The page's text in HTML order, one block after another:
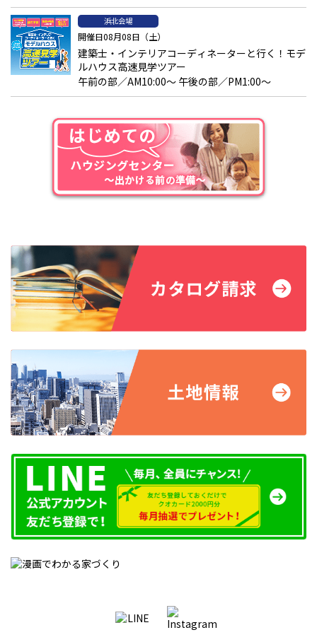
す。
嫌がらせを受けている
感情的な対立から一方的な嫌がらせが生じるケースもニュースなど
で見られます。そのような場合、直接的な話し合いはさらなる関
おき、必要に応じて自治体や警察へ相談することも検討しましょ
ご近所トラブルを防ぐ一戸建て住宅の工夫
音のトラブル対策に「防音・静音室」
楽器や音楽鑑賞が趣味の人、在宅ワークで会議が多い人は、防
音・静音仕様の部屋がおすすめです。壁や床に防音材を使用する
だけでなく、窓からの音漏れ対策も重要。二重窓や樹脂サッシを
採用することで、外への音漏れを抑えられます。
間取りに工夫
音や視線によるストレスを軽減し、隣家への影響を抑えるには、
間取りの工夫が必要です。例えば、リビングや寝室など長時間過
ごす部屋は、隣家の生活音が伝わりにくい位置に配置すると効果
浜北会場
開催日08月08日（土）
建築士・インテリアコーディネーターと行く！モデ
ルハウス高速見学ツアー
午前の部／AM10:00～ 午後の部／PM1:00～